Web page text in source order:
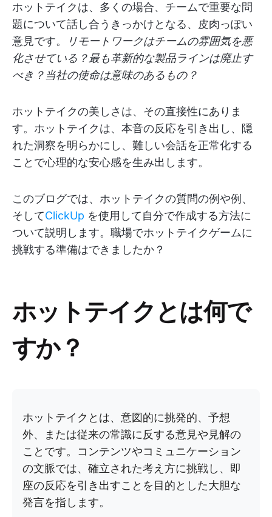
ホットテイクは、多くの場合、チームで重要な問
題について話し合うきっかけとなる、皮肉っぽい
意見です。
リモートワークはチームの雰囲気を悪
化させている？最も革新的な製品ラインは廃止す
べき？当社の使命は意味のあるもの？
ホットテイクの美しさは、その直接性にありま
す。ホットテイクは、本音の反応を引き出し、隠
れた洞察を明らかにし、難しい会話を正常化する
ことで心理的な安心感を生み出します。
このブログでは、ホットテイクの質問の例や例、
そしてClickUp を使用して自分で作成する方法に
ついて説明します。職場でホットテイクゲームに
挑戦する準備はできましたか？
ホットテイクとは何で
すか？
ホットテイクとは、意図的に挑発的、予想
外、または従来の常識に反する意見や見解の
ことです。コンテンツやコミュニケーション
の文脈では、確立された考え方に挑戦し、即
座の反応を引き出すことを目的とした大胆な
発言を指します。